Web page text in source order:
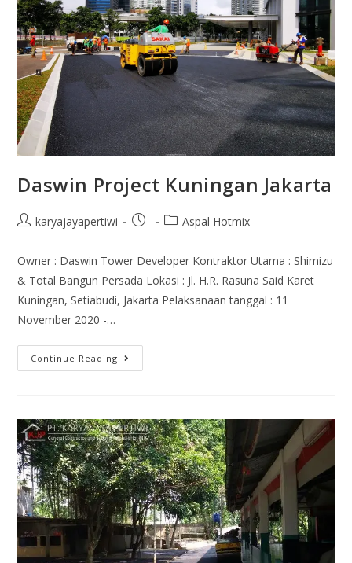
Daswin Project Kuningan Jakarta
karyajayapertiwi Aspal Hotmix
Owner : Daswin Tower Developer Kontraktor Utama : Shimizu
& Total Bangun Persada Lokasi : Jl. H.R. Rasuna Said Karet
Kuningan, Setiabudi, Jakarta Pelaksanaan tanggal : 11
November 2020 -…
Continue Reading